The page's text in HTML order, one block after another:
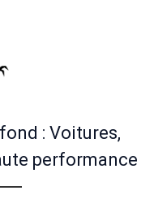
: Voitures,
performance